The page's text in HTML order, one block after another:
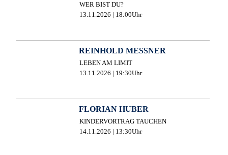
WER BIST DU?
13.11.2026 | 18:00Uhr
REINHOLD MESSNER
LEBEN AM LIMIT
13.11.2026 | 19:30Uhr
FLORIAN HUBER
KINDERVORTRAG TAUCHEN
14.11.2026 | 13:30Uhr